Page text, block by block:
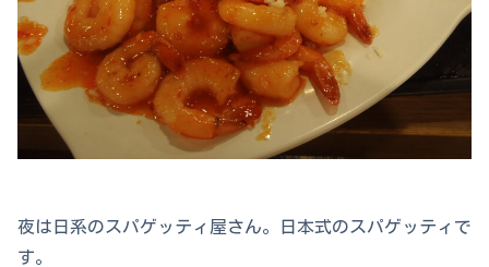
夜は日系のスパゲッティ屋さん。日本式のスパゲッティで
す。